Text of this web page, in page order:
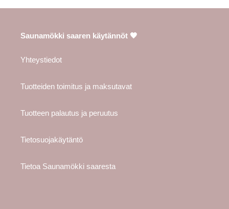
Saunamökki saaren käytännöt 🤎
Yhteystiedot
Tuotteiden toimitus ja maksutavat
Tuotteen palautus ja peruutus
Tietosuojakäytäntö
Tietoa Saunamökki saaresta